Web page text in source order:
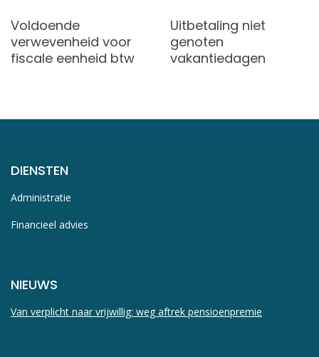
Voldoende
verwevenheid voor
fiscale eenheid btw
Uitbetaling niet
genoten
vakantiedagen
DIENSTEN
Administratie
Financieel advies
NIEUWS
Van verplicht naar vrijwillig: weg aftrek pensioenpremie